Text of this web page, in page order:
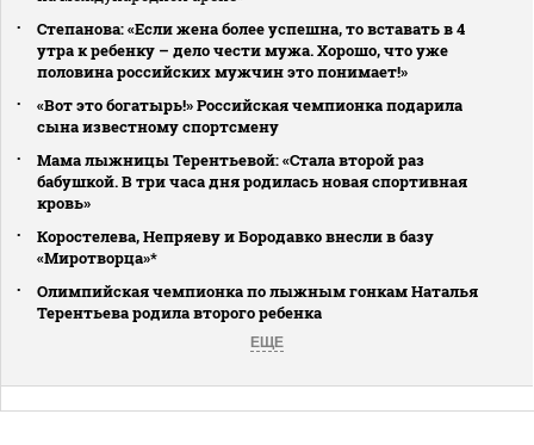
Степанова: «Если жена более успешна, то вставать в 4
утра к ребенку – дело чести мужа. Хорошо, что уже
половина российских мужчин это понимает!»
«Вот это богатырь!» Российская чемпионка подарила
сына известному спортсмену
Мама лыжницы Терентьевой: «Стала второй раз
бабушкой. В три часа дня родилась новая спортивная
кровь»
Коростелева, Непряеву и Бородавко внесли в базу
«Миротворца»*
Олимпийская чемпионка по лыжным гонкам Наталья
Терентьева родила второго ребенка
ЕЩЕ